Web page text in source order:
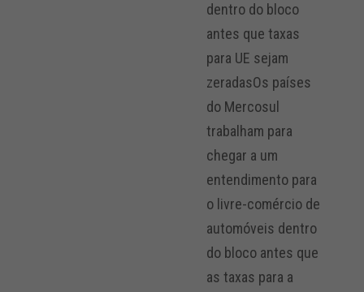
dentro do bloco
antes que taxas
para UE sejam
zeradasOs países
do Mercosul
trabalham para
chegar a um
entendimento para
o livre-comércio de
automóveis dentro
do bloco antes que
as taxas para a